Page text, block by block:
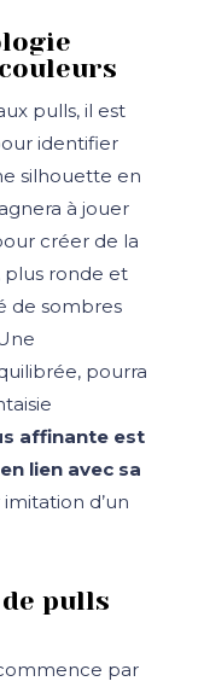
pulls, il est
identifier
silhouette en
à jouer
créer de la
plus ronde et
de sombres
pourra
affinante est
lien avec sa
d’un
pulls
par